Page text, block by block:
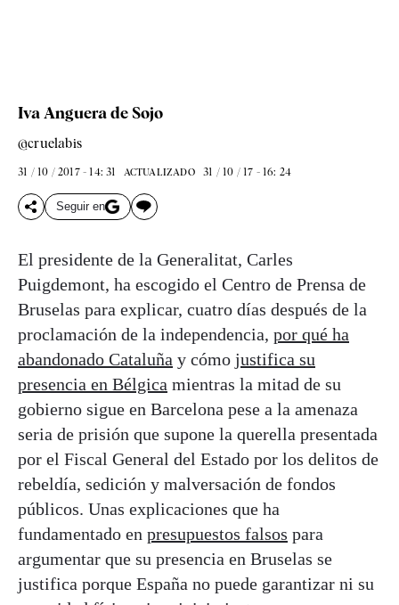
Iva Anguera de Sojo
@cruelabis
31 / 10 / 2017 - 14: 31 ACTUALIZADO 31 / 10 / 17 - 16: 24
Seguir en
El presidente de la Generalitat, Carles
Puigdemont, ha escogido el Centro de Prensa de
Bruselas para explicar, cuatro días después de la
proclamación de la independencia, por qué ha
abandonado Cataluña y cómo justifica su
presencia en Bélgica mientras la mitad de su
gobierno sigue en Barcelona pese a la amenaza
seria de prisión que supone la querella presentada
por el Fiscal General del Estado por los delitos de
rebeldía, sedición y malversación de fondos
públicos. Unas explicaciones que ha
fundamentado en presupuestos falsos para
argumentar que su presencia en Bruselas se
justifica porque España no puede garantizar ni su